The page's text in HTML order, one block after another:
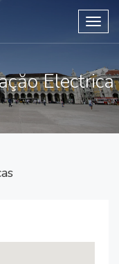
Electrica